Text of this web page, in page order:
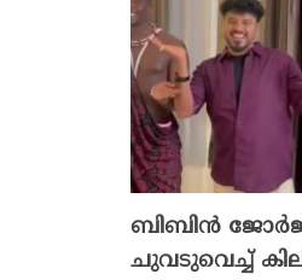
ബിബിൻ
ചുവടുവെച്ച്